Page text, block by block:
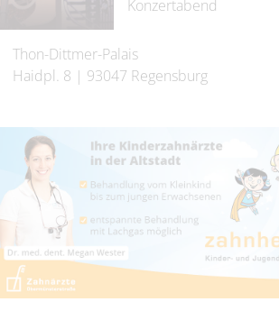
Konzertabend
Thon-Dittmer-Palais
Haidpl. 8 | 93047 Regensburg